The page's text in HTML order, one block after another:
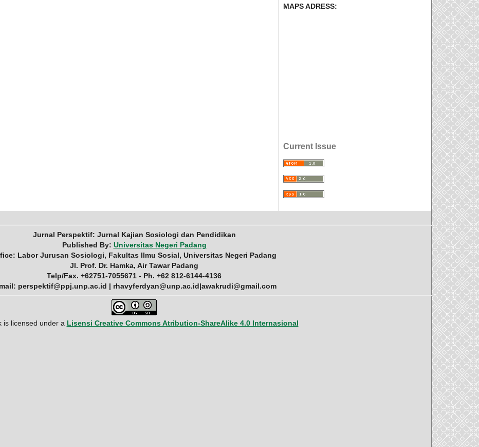
MAPS ADRESS:
Current Issue
Jurnal Perspektif: Jurnal Kajian Sosiologi dan Pendidikan
Published By: Universitas Negeri Padang
Labor Jurusan Sosiologi, Fakultas Ilmu Sosial, Universitas Negeri Padang
Jl. Prof. Dr. Hamka, Air Tawar Padang
Telp/Fax. +62751-7055671 - Ph. +62 812-6144-4136
perspektif@ppj.unp.ac.id | rhavyferdyan@unp.ac.id|awakrudi@gmail.com
is licensed under a Lisensi Creative Commons Atribution-ShareAlike 4.0 Internasional